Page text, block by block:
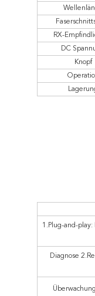
RX-
DC
Knopf
1.Plug-and-
Diagnose